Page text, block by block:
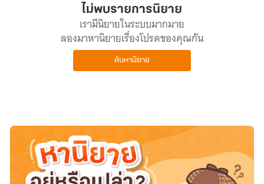
ไม่พบรายการนิยาย
เรามีนิยายในระบบมากมาย
ลองมาหานิยายเรื่องโปรดของคุณกัน
ค้นหานิยาย